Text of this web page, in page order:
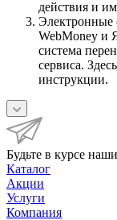
действия и
Электронные
WebMoney и
система
сервиса.
инструкции.
Будьте в курсе
Каталог
Акции
Услуги
Компания